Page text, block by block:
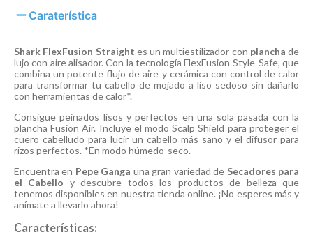
Caraterística
Shark FlexFusion Straight es un multiestilizador con plancha de
lujo con aire alisador. Con la tecnología FlexFusion Style-Safe, que
combina un potente flujo de aire y cerámica con control de calor
para transformar tu cabello de mojado a liso sedoso sin dañarlo
con herramientas de calor*.
Consigue peinados lisos y perfectos en una sola pasada con la
plancha Fusion Air. Incluye el modo Scalp Shield para proteger el
cuero cabelludo para lucir un cabello más sano y el difusor para
rizos perfectos. *En modo húmedo-seco.
Encuentra en Pepe Ganga una gran variedad de Secadores para
el Cabello y descubre todos los productos de belleza que
tenemos disponibles en nuestra tienda online. ¡No esperes más y
anímate a llevarlo ahora!
Características: